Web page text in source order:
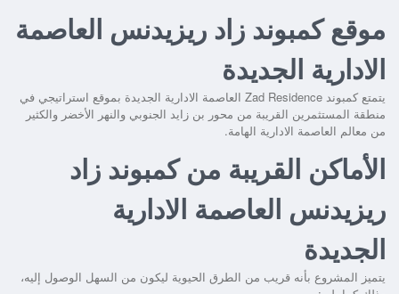
موقع كمبوند زاد ريزيدنس العاصمة
الادارية الجديدة
يتمتع كمبوند Zad Residence العاصمة الادارية الجديدة
بموقع استراتيجي في
منطقة المستثمرين القريبة من محور بن زايد الجنوبي والنهر الأخضر والكثير
من معالم العاصمة الادارية الهامة.
الأماكن القريبة من كمبوند زاد
ريزيدنس العاصمة الادارية
الجديدة
يتميز المشروع بأنه قريب من الطرق الحيوية ليكون من السهل الوصول إليه،